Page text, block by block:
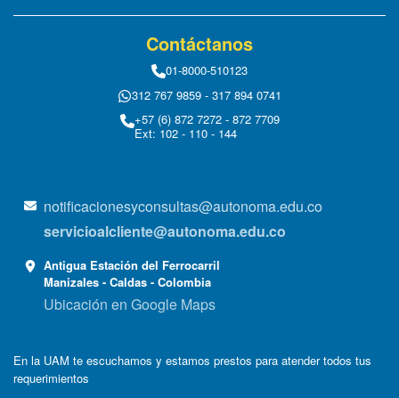
Contáctanos
01-8000-510123
312 767 9859 - 317 894 0741
+57 (6) 872 7272 - 872 7709
Ext: 102 - 110 - 144
notificacionesyconsultas@autonoma.edu.co
servicioalcliente@autonoma.edu.co
Antigua Estación del Ferrocarril
Manizales - Caldas - Colombia
Ubicación en Google Maps
En la UAM te escuchamos y estamos prestos para atender todos tus
requerimientos